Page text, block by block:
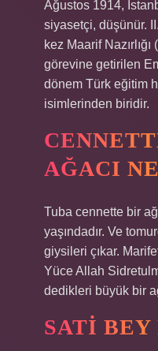
Ağustos 1914,
siyasetçi, düşünür.
kez Maarif
görevine getirilen
dönem Türk eğitim
isimlerinden biridir.
AĞACI
Tuba cennette bir
yaşındadır. Ve
giysileri çıkar.
Yüce Allah
dedikleri büyük bir
SATI BEY